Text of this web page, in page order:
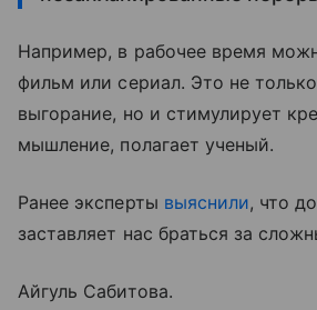
Например, в рабочее время
фильм или сериал. Это не
выгорание, но и стимулирует
мышление, полагает ученый.
Ранее эксперты выяснили, что
заставляет нас браться за
Айгуль Сабитова.